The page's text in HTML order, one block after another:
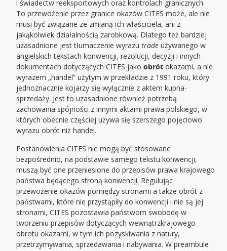
i świadectw reeksportowych oraz kontrolach granicznych.
To przewożenie przez granice okazów CITES może, ale nie
musi być związane ze zmianą ich właściciela, ani z
jakąkolwiek działalnością zarobkową. Dlatego też bardziej
uzasadnione jest tłumaczenie wyrazutrade używanego w
angielskich tekstach konwencji, rezolucji, decyzji i innych
dokumentach dotyczących CITES jakoobrót okazami, a nie
wyrazem „handel” użytym w przekładzie z 1991 roku, który
jednoznacznie kojarzy się wyłącznie z aktem kupna-
sprzedaży. Jest to uzasadnione również potrzebą
zachowania spójności z innymi aktami prawa polskiego, w
których obecnie częściej używa się szerszego pojęciowo
wyrazu obrót niż handel.
Postanowienia CITES nie mogą być stosowane
bezpośrednio, na podstawie samego tekstu konwencji,
muszą być one przeniesione do przepisów prawa krajowego
państwa będącego stroną konwencji. Regulując
przewożenie okazów pomiędzy stronami a także obrót z
państwami, które nie przystąpiły do konwencji i nie są jej
stronami, CITES pozostawia państwom swobodę w
tworzeniu przepisów dotyczących wewnątrzkrajowego
obrotu okazami, w tym ich pozyskiwania z natury,
przetrzymywania, sprzedawania i nabywania. W preambule